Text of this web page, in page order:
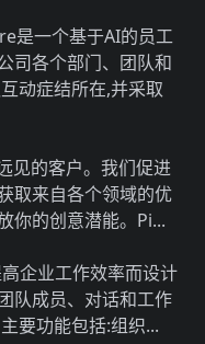
是一个基于AI的员工
司各个部门、团队和
动症结所在,并采取
见的客户。我们促进
取来自各个领域的优
你的创意潜能。Pi...
企业工作效率而设计
队成员、对话和工作
要功能包括:组织...